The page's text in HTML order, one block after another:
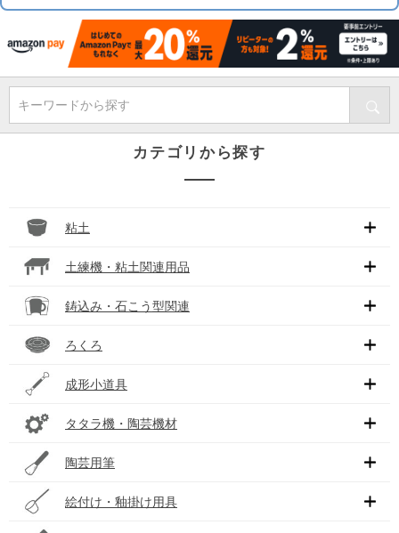
キーワードから探す
カテゴリから探す
粘土
土練機・粘土関連用品
鋳込み・石こう型関連
ろくろ
成形小道具
タタラ機・陶芸機材
陶芸用筆
絵付け・釉掛け用具